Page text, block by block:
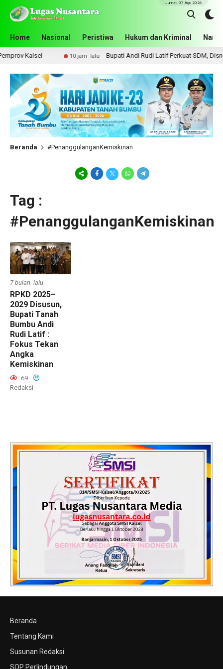
Home Nasional Peristiwa Hukum dan Kriminal
Jumat, 07 Agu 2026
Kalsel 10 jam lalu Bupati Andi Rudi Latif Perkuat SDM,
Beranda #PenanggulanganKemiskinan
Tag :
#PenanggulanganKemiskinan
7 bulan lalu
RPKD 2025–
2029 Disusun,
Bupati Tanah
Bumbu Andi
Rudi Latif :
Fokus Tekan
Angka
Kemiskinan
69
Redaksi
Beranda
Tentang Kami
Susunan Redaksi
SOP Perlindungan